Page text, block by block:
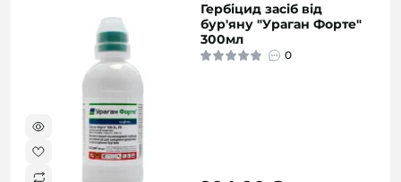
Гербіцид засіб від
бур'яну "Ураган Форте"
300мл
0